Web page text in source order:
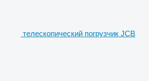
телескопический погрузчик JCB